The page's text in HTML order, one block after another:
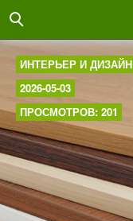
ИНТЕРЬЕР И ДИЗАЙН
2026-05-03
ПРОСМОТРОВ: 201